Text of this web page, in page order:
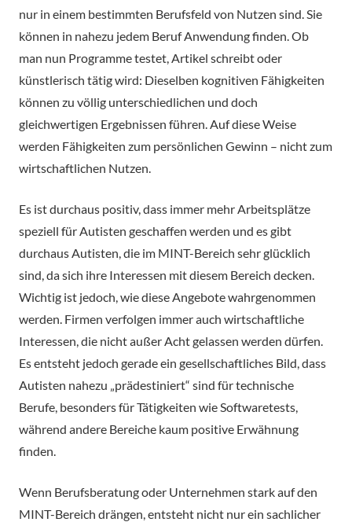
nur in einem bestimmten Berufsfeld von Nutzen sind. Sie
können in nahezu jedem Beruf Anwendung finden. Ob
man nun Programme testet, Artikel schreibt oder
künstlerisch tätig wird: Dieselben kognitiven Fähigkeiten
können zu völlig unterschiedlichen und doch
gleichwertigen Ergebnissen führen. Auf diese Weise
werden Fähigkeiten zum persönlichen Gewinn – nicht zum
wirtschaftlichen Nutzen.
Es ist durchaus positiv, dass immer mehr Arbeitsplätze
speziell für Autisten geschaffen werden und es gibt
durchaus Autisten, die im MINT-Bereich sehr glücklich
sind, da sich ihre Interessen mit diesem Bereich decken.
Wichtig ist jedoch, wie diese Angebote wahrgenommen
werden. Firmen verfolgen immer auch wirtschaftliche
Interessen, die nicht außer Acht gelassen werden dürfen.
Es entsteht jedoch gerade ein gesellschaftliches Bild, dass
Autisten nahezu „prädestiniert“ sind für technische
Berufe, besonders für Tätigkeiten wie Softwaretests,
während andere Bereiche kaum positive Erwähnung
finden.
Wenn Berufsberatung oder Unternehmen stark auf den
MINT-Bereich drängen, entsteht nicht nur ein sachlicher